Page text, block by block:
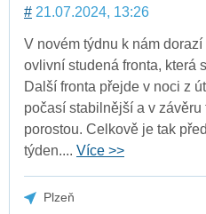
# 21.07.2024, 13:26
V novém týdnu k nám
ovlivní studená fronta, která
Další fronta přejde v noci z
počasí stabilnější a v závěru
porostou. Celkově je tak
týden.... Více >>
Plzeň